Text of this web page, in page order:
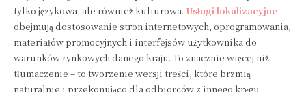
tylko językowa, ale również kulturowa. Usługi lokalizacyjne
obejmują dostosowanie stron internetowych, oprogramowania,
materiałów promocyjnych i interfejsów użytkownika do
warunków rynkowych danego kraju. To znacznie więcej niż
tłumaczenie – to tworzenie wersji treści, które brzmią
naturalnie i przekonująco dla odbiorców z innego kręgu